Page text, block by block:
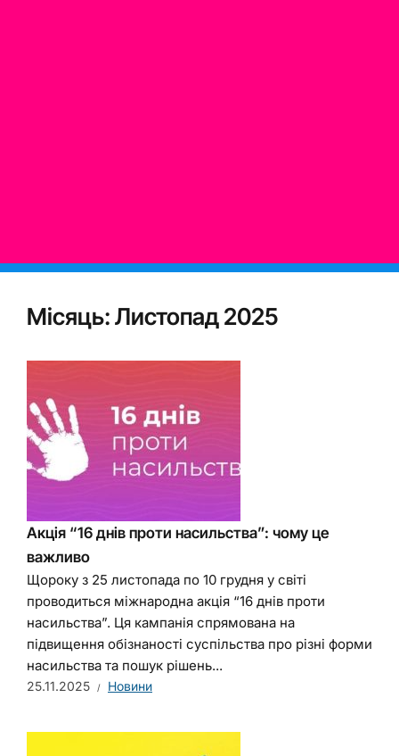
Місяць:Листопад 2025
Акція “16 днів проти насильства”: чому це
важливо
Щороку з 25 листопада по 10 грудня у світі
проводиться міжнародна акція “16 днів проти
насильства”. Ця кампанія спрямована на
підвищення обізнаності суспільства про різні форми
насильства та пошук рішень...
25.11.2025 Новини